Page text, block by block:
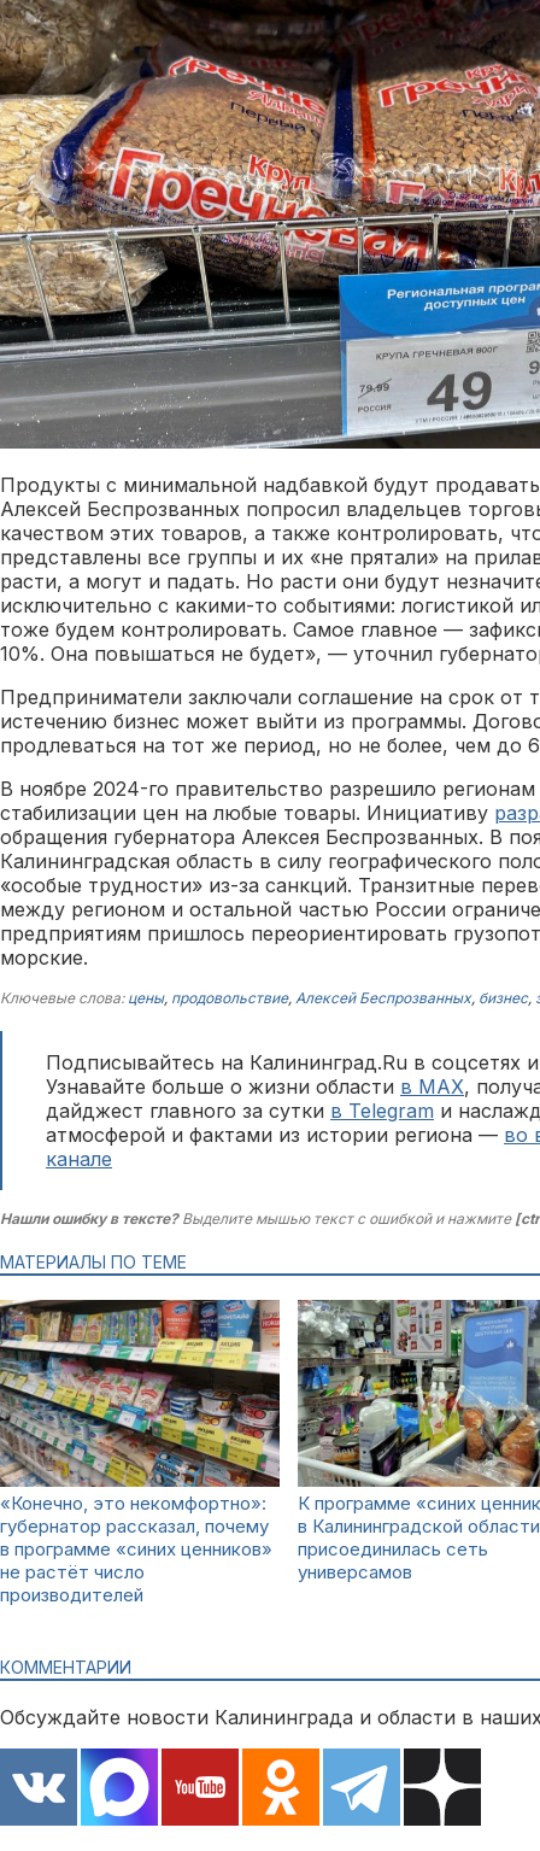
Продукты с минимальной надбавкой будут
Алексей Беспрозванных попросил владельцев
качеством этих товаров, а также контролировать,
представлены все группы и их «не прятали» на
расти, а могут и падать. Но расти они будут
исключительно с какими-то событиями: логистикой
тоже будем контролировать. Самое главное —
10%. Она повышаться не будет», — уточнил
Предприниматели заключали соглашение на срок от
истечению бизнес может выйти из программы.
продлеваться на тот же период, но не более, чем до
В ноябре 2024-го правительство разрешило
стабилизации цен на любые товары. Инициативу
обращения губернатора Алексея Беспрозванных. В
Калининградская область в силу географического
«особые трудности» из-за санкций. Транзитные
между регионом и остальной частью России
предприятиям пришлось переориентировать
морские.
Ключевые слова: цены, продовольствие, Алексей Беспрозванных, бизнес,
Подписывайтесь на Калининград.Ru в соцсетях
Узнавайте больше о жизни области в MAX,
дайджест главного за сутки в Telegram и
атмосферой и фактами из истории региона — во
канале
Нашли ошибку в тексте?Выделите мышью текст с ошибкой и нажмите
МАТЕРИАЛЫ ПО ТЕМЕ
«Конечно, это некомфортно»:
губернатор рассказал, почему
в программе «синих ценников»
не растёт число
производителей
К программе «синих
в Калининградской области
присоединилась сеть
универсамов
КОММЕНТАРИИ
Обсуждайте новости Калининграда и области в